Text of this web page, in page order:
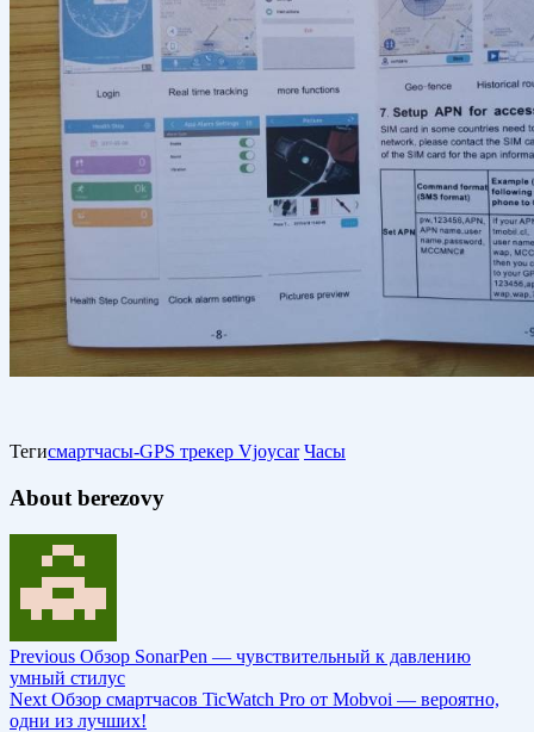
Тегисмартчасы-GPS трекер Vjoycar Часы
About berezovy
Previous Обзор SonarPen — чувствительный к давлению
умный стилус
Next Обзор смартчасов TicWatch Pro от Mobvoi — вероятно,
одни из лучших!